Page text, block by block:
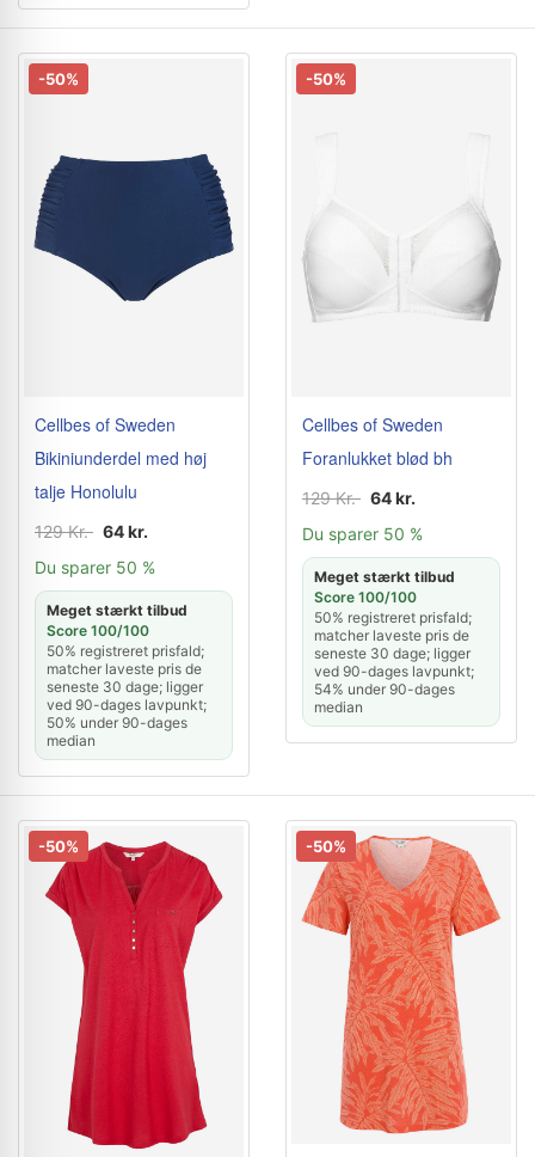
-50%
Cellbes of Sweden
Bikiniunderdel med høj
talje Honolulu
129 Kr. 64 kr.
Du sparer 50 %
Meget stærkt tilbud
Score 100/100
50% registreret prisfald;
matcher laveste pris de
seneste 30 dage; ligger
ved 90-dages lavpunkt;
50% under 90-dages
median
-50%
Cellbes of Sweden
Foranlukket blød bh
129 Kr. 64 kr.
Du sparer 50 %
Meget stærkt tilbud
Score 100/100
50% registreret prisfald;
matcher laveste pris de
seneste 30 dage; ligger
ved 90-dages lavpunkt;
54% under 90-dages
median
-50% -50%